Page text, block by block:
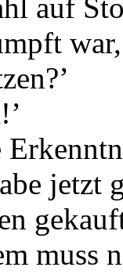
auf
jetzt
muss